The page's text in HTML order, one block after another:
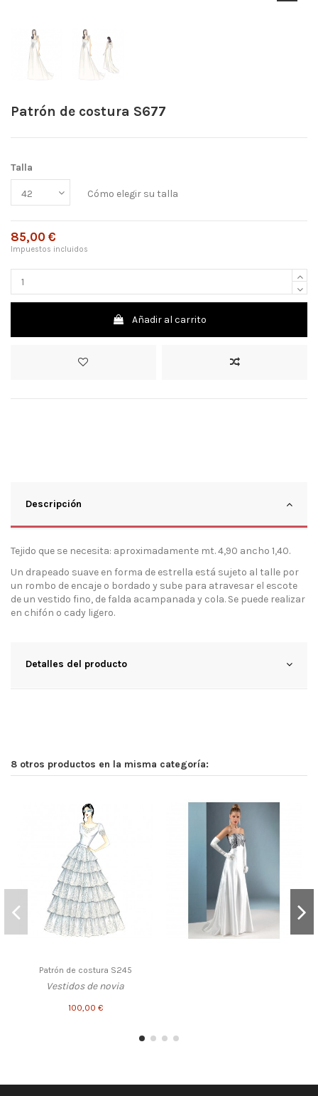
Patrón de costura S677
Talla
Cómo elegir su talla
85,00 €
Impuestos incluidos
Añadir al carrito
Descripción
Tejido que se necesita: aproximadamente mt. 4,90 ancho 1,40.
Un drapeado suave en forma de estrella está sujeto al talle por
un rombo de encaje o bordado y sube para atravesar el escote
de un vestido fino, de falda acampanada y cola. Se puede realizar
en chifón o cady ligero.
Detalles del producto
8 otros productos en la misma categoría:
Patrón de costura S245
Vestidos de novia
100,00 €